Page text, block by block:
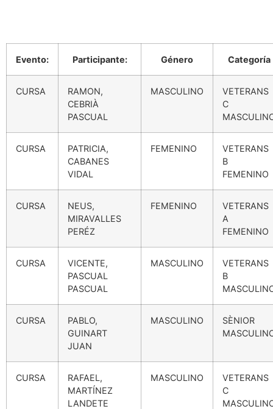
Evento: Participante: Género Categoría
CURSA
RAMON,
CEBRIÀ
PASCUAL
MASCULINO
VETERANS
C
CURSA
PATRICIA,
CABANES
VIDAL
FEMENINO
VETERANS
B
FEMENINO
CURSA
NEUS,
MIRAVALLES
PERÉZ
FEMENINO
VETERANS
A
FEMENINO
CURSA
VICENTE,
PASCUAL
PASCUAL
MASCULINO
VETERANS
B
CURSA
PABLO,
GUINART
JUAN
MASCULINO
SÈNIOR
CURSA
RAFAEL,
MARTÍNEZ
LANDETE
MASCULINO
VETERANS
C